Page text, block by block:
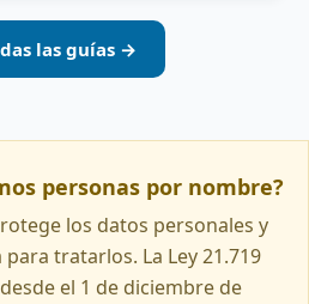
las guías →
personas por nombre?
los datos personales y
tratarlos. La Ley 21.719
el 1 de diciembre de